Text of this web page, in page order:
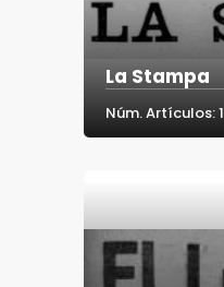
La Stampa
Núm. Artículos: 1